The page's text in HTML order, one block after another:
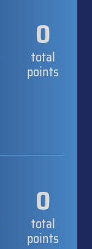
0
total
points
0
total
points